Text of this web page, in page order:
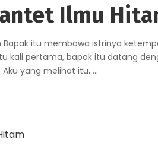
Ilmu
itu membawa istrinya
pertama, bapak itu datang
yang melihat itu, ...